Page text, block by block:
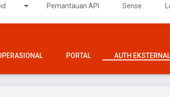
Pemantauan API Sense
PORTAL AUTH EKSTERNAL